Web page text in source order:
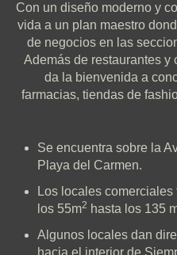
Con un diseño moderno y
vida a un plan maestro
de negocios en las
Además de restaurantes y
da la bienvenida a
farmacias, tiendas de
Se encuentra sobre la
Playa del Carmen.
Los locales
los 55m2 hasta los 135
Algunos locales dan